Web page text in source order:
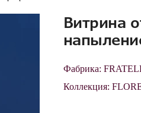
Витрина
Фабрика:
Коллекция: